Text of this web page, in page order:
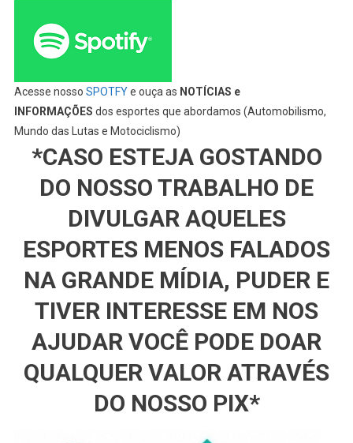
Acesse nosso SPOTFYe ouça as NOTÍCIAS e
INFORMAÇÕES dos esportes que abordamos (Automobilismo,
Mundo das Lutas e Motociclismo)
*CASO ESTEJA GOSTANDO
DO NOSSO TRABALHO DE
DIVULGAR AQUELES
ESPORTES MENOS FALADOS
NA GRANDE MÍDIA, PUDER E
TIVER INTERESSE EM NOS
AJUDAR VOCÊ PODE DOAR
QUALQUER VALOR ATRAVÉS
DO NOSSO PIX*